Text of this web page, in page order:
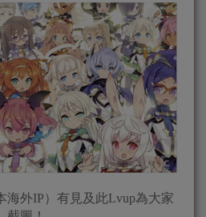
海外IP）有見及此Lvup為大家